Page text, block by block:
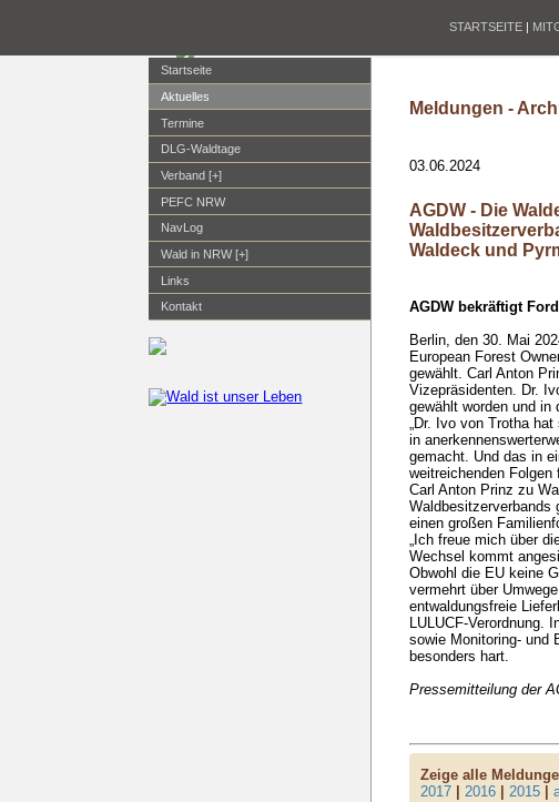
STARTSEITE |
Startseite
Aktuelles
Termine
DLG-Waldtage
Verband [+]
PEFC NRW
NavLog
Wald in NRW [+]
Links
Kontakt
Meldungen -
03.06.2024
AGDW - Die
Waldeck und
AGDW bekräftigt
Berlin, den 30. Mai
European Forest
gewählt. Carl Anton
Vizepräsidenten. Dr.
gewählt worden und in
„Dr. Ivo von Trotha
in
gemacht. Und das in
weitreichenden Folgen
Carl Anton Prinz zu
Waldbesitzerverbands
einen großen
„Ich freue mich über
Wechsel kommt
Obwohl die EU keine
vermehrt über
entwaldungsfreie
LULUCF-Verordnung.
sowie Monitoring- und
besonders hart.
Pressemitteilung der
Zeige alle
2017| 2016| 2015|